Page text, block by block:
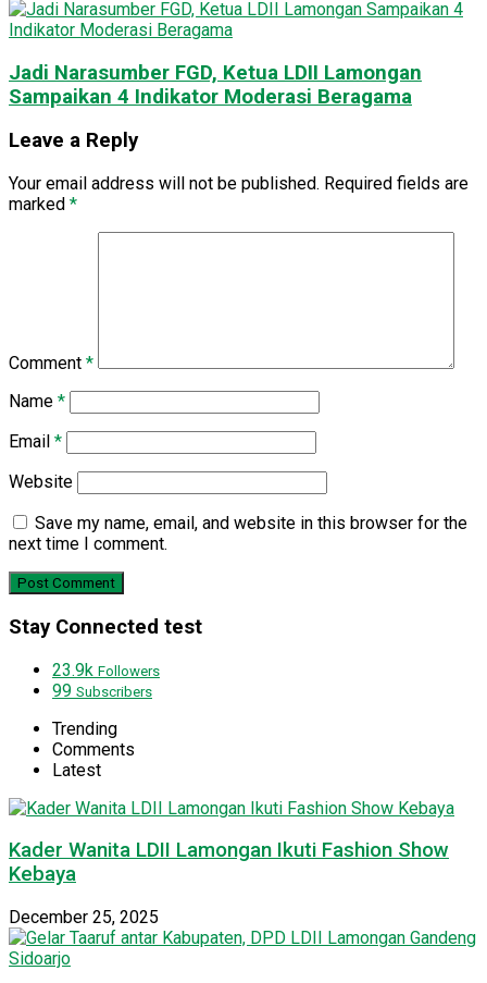
Jadi Narasumber FGD, Ketua LDII Lamongan
Sampaikan 4 Indikator Moderasi Beragama
Leave a Reply
Your email address will not be published. Required fields are
marked *
Comment *
Name *
Email *
Website
Save my name, email, and website in this browser for the
next time I comment.
Stay Connected test
23.9k Followers
99 Subscribers
Trending
Comments
Latest
Kader Wanita LDII Lamongan Ikuti Fashion Show
Kebaya
December 25, 2025